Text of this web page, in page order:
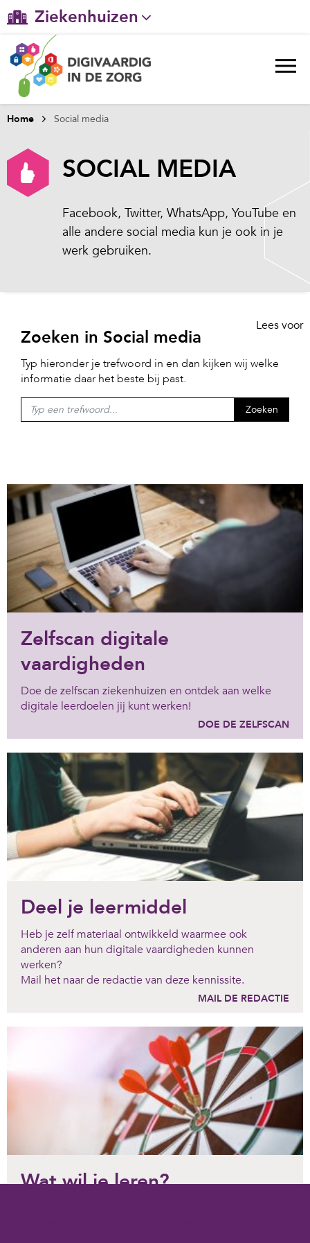
Ziekenhuizen
Gehandicaptenzorg
Verpleeghuiszorg & Zorg thuis
Ggz
Huisartsenzorg
Welzijn / sociaal werk
Home Social media
SOCIAL MEDIA
Facebook, Twitter, WhatsApp, YouTube en
alle andere social media kun je ook in je
werk gebruiken.
Lees voor
Zoeken in Social media
Typ hieronder je trefwoord in en dan kijken wij welke
informatie daar het beste bij past.
Zoeken
Zelfscan digitale
vaardigheden
Doe de zelfscan ziekenhuizen en ontdek aan welke
digitale leerdoelen jij kunt werken!
DOE DE ZELFSCAN
Deel je leermiddel
Heb je zelf materiaal ontwikkeld waarmee ook
anderen aan hun digitale vaardigheden kunnen
werken?
Mail het naar de redactie van deze kennissite.
MAIL DE REDACTIE
Wat wil je leren?